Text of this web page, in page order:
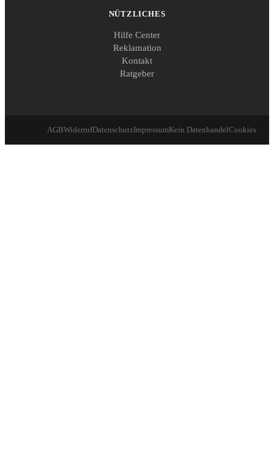
NÜTZLICHES
Hilfe Center
Reklamation
Kontakt
Ratgeber
AGBWiderrufDatenschutzImpressumKein DatenhandelCookies